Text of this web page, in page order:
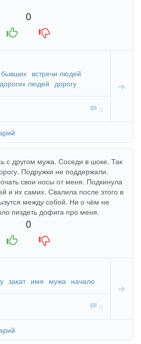
0
бывших встречи людей
дорогих людей дорогу
0
с другом мужа. Соседи в шоке. Так
Подружки не поддержали.
свои носы от меня. Подкинула
и их самих. Свалила после этого в
между собой. Ни о чём не
пиздеть дофига про меня.
0
закат имя мужа начало
0